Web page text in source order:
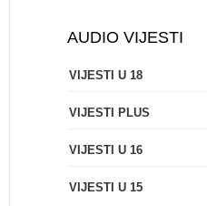
AUDIO VIJESTI
VIJESTI U 18
VIJESTI PLUS
VIJESTI U 16
VIJESTI U 15